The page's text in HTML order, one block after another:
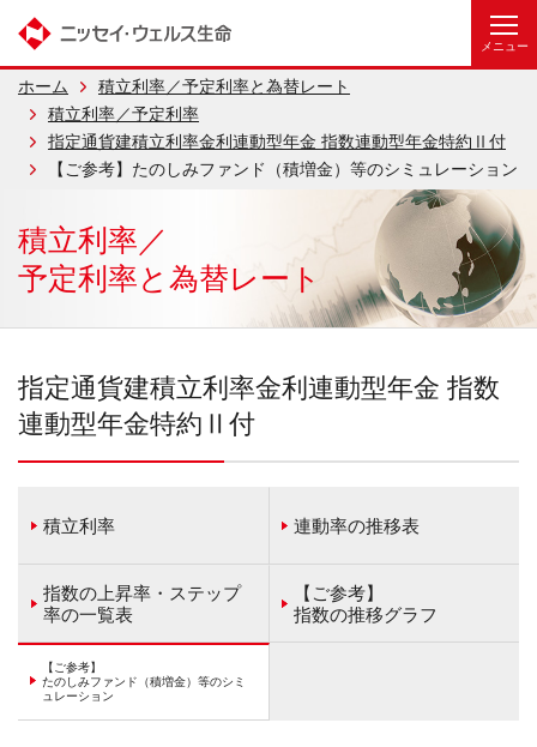
ホーム
積立利率／予定利率と為替レート
積立利率／予定利率
指定通貨建積立利率金利連動型年金 指数連動型年金特約Ⅱ付
【ご参考】たのしみファンド（積増金）等のシミュレーション
積立利率／
予定利率と為替レート
指定通貨建積立利率金利連動型年金 指数
連動型年金特約Ⅱ付
積立利率 連動率の推移表
指数の上昇率・ステップ
率の一覧表
【ご参考】
指数の推移グラフ
【ご参考】
たのしみファンド（積増金）等のシミ
ュレーション